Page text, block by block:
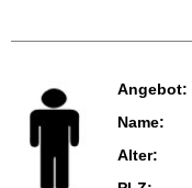
Angebot:
Name:
Alter: